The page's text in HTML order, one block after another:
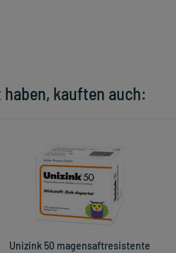
kauften auch:
Unizink 50 magensaftresistente